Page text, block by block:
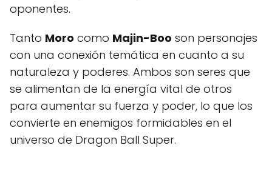
oponentes.
Tanto Moro como Majin-Boo son personajes
con una conexión temática en cuanto a su
naturaleza y poderes. Ambos son seres que
se alimentan de la energía vital de otros
para aumentar su fuerza y poder, lo que los
convierte en enemigos formidables en el
universo de Dragon Ball Super.